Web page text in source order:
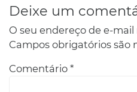
Deixe um
O seu endereço de e-
Campos obrigatórios são
Comentário *